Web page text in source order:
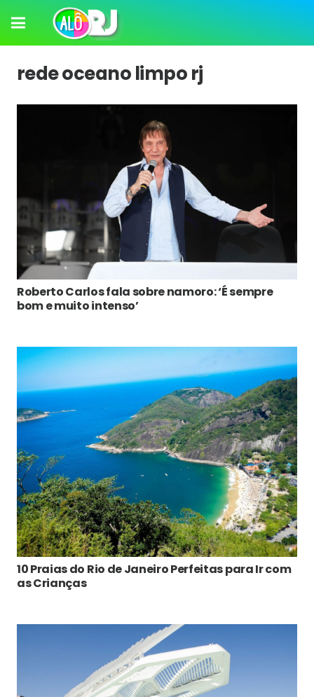
rede oceano limpo rj
Roberto Carlos fala sobre namoro: ‘É sempre
bom e muito intenso’
10 Praias do Rio de Janeiro Perfeitas para Ir com
as Crianças